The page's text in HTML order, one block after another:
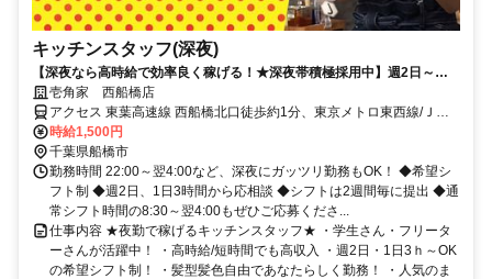
キッチンスタッフ(深夜)
【深夜なら高時給で効率良く稼げる！★深夜帯積極採用中】週2日～勤
務OK！プライベートと両立も可能！
壱角家 西船橋店
アクセス 東葉高速線 西船橋北口徒歩約1分、東京メトロ東西線/ＪＲ
中央本線 西船橋北口徒歩約1分、ＪＲ武蔵野線 西船橋北口徒歩約1分
時給1,500円
千葉県船橋市
勤務時間 22:00～翌4:00など、深夜にガッツリ勤務もOK！ ◆希望シ
フト制 ◆週2日、1日3時間から応相談 ◆シフトは2週間毎に提出 ◆通
常シフト時間の8:30～翌4:00もぜひご応募くださ...
仕事内容 ★夜勤で稼げるキッチンスタッフ★ ・学生さん・フリータ
ーさんが活躍中！ ・高時給/短時間でも高収入 ・週2日・1日3ｈ～OK
の希望シフト制！ ・髪型髪色自由であなたらしく勤務！ ・人気のま